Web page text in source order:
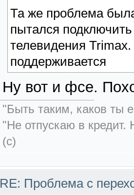
Та же проблема
пытался
телевидения
поддерживается
Ну вот и фсе.
"Быть таким, каков ты
"Не отпускаю в кредит.
(с)
RE: Проблема с